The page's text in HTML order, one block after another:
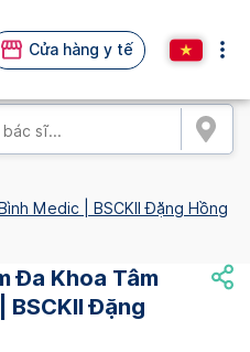
Cửa hàng y tế
Medic | BSCKII Đặng Hồng
Đa Khoa Tâm
BSCKII Đặng